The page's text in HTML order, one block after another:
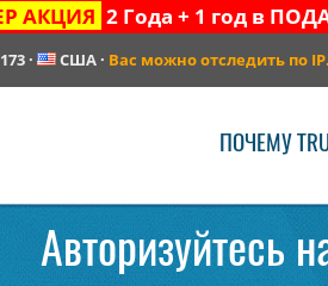
АКЦИЯ 2 Года + 1 год в
· США· Вас можно отследить по
ПОЧЕМУ
Авторизуйтесь